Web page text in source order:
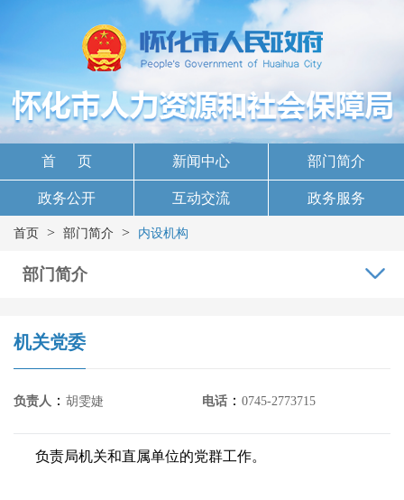
首 页 新闻中心 部门简介
政务公开 互动交流 政务服务
首页 > 部门简介 > 内设机构
部门简介
机关党委
负责人 ： 胡雯婕 电话 ： 0745-2773715
负责局机关和直属单位的党群工作。